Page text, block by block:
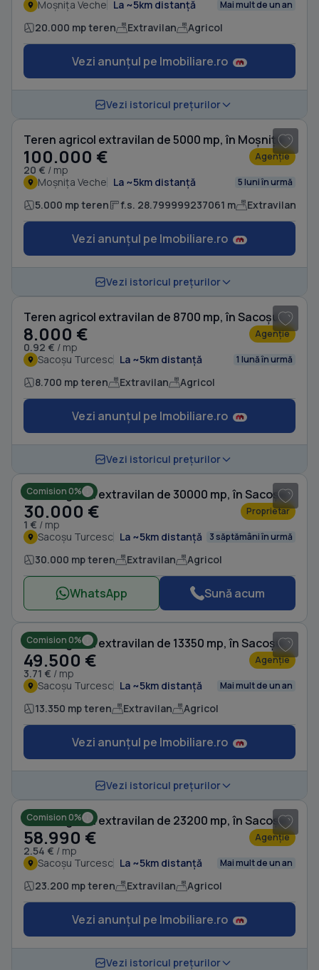
Moșnița Veche La ~5km distanță Mai mult de un an
20.000 mp teren Extravilan Agricol
Vezi anunțul pe Imobiliare.ro
Vezi istoricul prețurilor
Teren agricol extravilan de 5000 mp, în Moșnița Veche
100.000 €
20 € / mp
Agenție
Moșnița Veche La ~5km distanță 5 luni în urmă
5.000 mp teren f.s. 28.799999237061 m Extravilan
Vezi anunțul pe Imobiliare.ro
Vezi istoricul prețurilor
Teren agricol extravilan de 8700 mp, în Sacoșu Turcesc
8.000 €
0.92 € / mp
Agenție
Sacoșu Turcesc La ~5km distanță 1 lună în urmă
8.700 mp teren Extravilan Agricol
Vezi anunțul pe Imobiliare.ro
Vezi istoricul prețurilor
Comision 0% Teren agricol extravilan de 30000 mp, în Sacoșu Turcesc
30.000 €
1 € / mp
Proprietar
Sacoșu Turcesc La ~5km distanță 3 săptămâni în urmă
30.000 mp teren Extravilan Agricol
WhatsApp Sună acum
Comision 0% Teren agricol extravilan de 13350 mp, în Sacoșu Turcesc
49.500 €
3.71 € / mp
Agenție
Sacoșu Turcesc La ~5km distanță Mai mult de un an
13.350 mp teren Extravilan Agricol
Vezi anunțul pe Imobiliare.ro
Vezi istoricul prețurilor
Comision 0% Teren agricol extravilan de 23200 mp, în Sacoșu Turcesc
58.990 €
2.54 € / mp
Agenție
Sacoșu Turcesc La ~5km distanță Mai mult de un an
23.200 mp teren Extravilan Agricol
Vezi anunțul pe Imobiliare.ro
Vezi istoricul prețurilor